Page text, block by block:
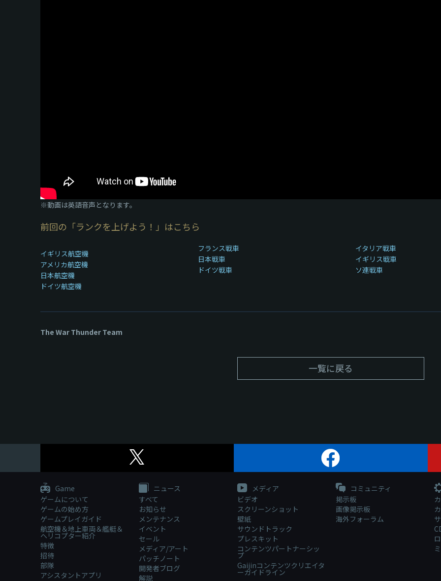
※動画は英語音声となります。
前回の「ランクを上げよう！」はこちら
イギリス航空機
アメリカ航空機
日本航空機
ドイツ航空機
フランス戦車
日本戦車
ドイツ戦車
イタリア戦車
イギリス戦車
ソ連戦車
The War Thunder Team
一覧に戻る
Game
ゲームについて
ゲームの始め方
ゲームプレイガイド
航空機＆地上車両＆艦艇＆
ヘリコプター紹介
特徴
招待
部隊
アシスタントアプリ
ニュース
すべて
お知らせ
メンテナンス
イベント
セール
メディア/アート
パッチノート
開発者ブログ
解説
メディア
ビデオ
スクリーンショット
壁紙
サウンドトラック
プレスキット
コンテンツパートナーシッ
プ
Gaijinコンテンツクリエイタ
ーガイドライン
コミュニティ
掲示板
画像掲示板
海外フォーラム